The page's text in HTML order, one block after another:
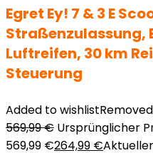
Egret Ey! 7 & 3 E
Straßenzulassung,
Luftreifen, 30 km
Steuerung
Added to wishlist
569,99€ Ursprünglicher
569,99 €264,99 €